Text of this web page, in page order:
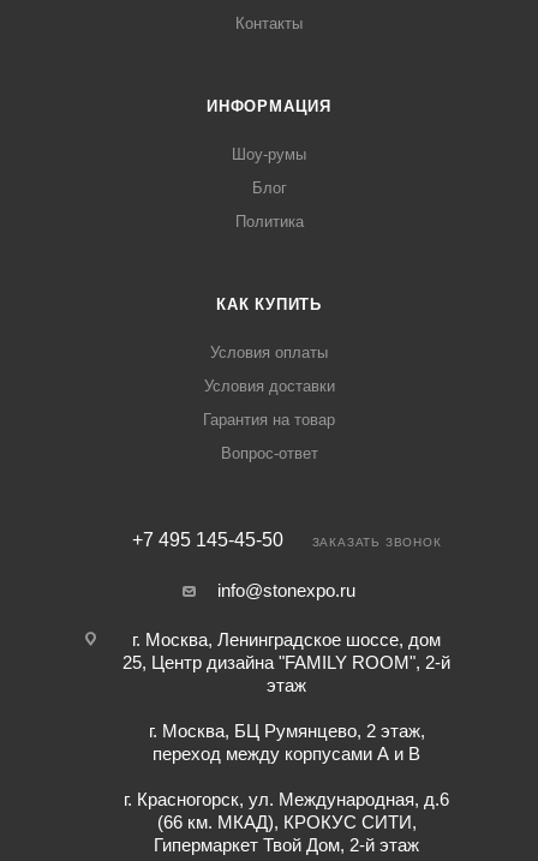
Контакты
ИНФОРМАЦИЯ
Шоу-румы
Блог
Политика
КАК КУПИТЬ
Условия оплаты
Условия доставки
Гарантия на товар
Вопрос-ответ
+7 495 145-45-50 ЗАКАЗАТЬ ЗВОНОК
info@stonexpo.ru
г. Москва, Ленинградское шоссе, дом
25, Центр дизайна "FAMILY ROOM", 2-й
этаж
г. Москва, БЦ Румянцево, 2 этаж,
переход между корпусами А и В
г. Красногорск, ул. Международная, д.6
(66 км. МКАД), КРОКУС СИТИ,
Гипермаркет Твой Дом, 2-й этаж